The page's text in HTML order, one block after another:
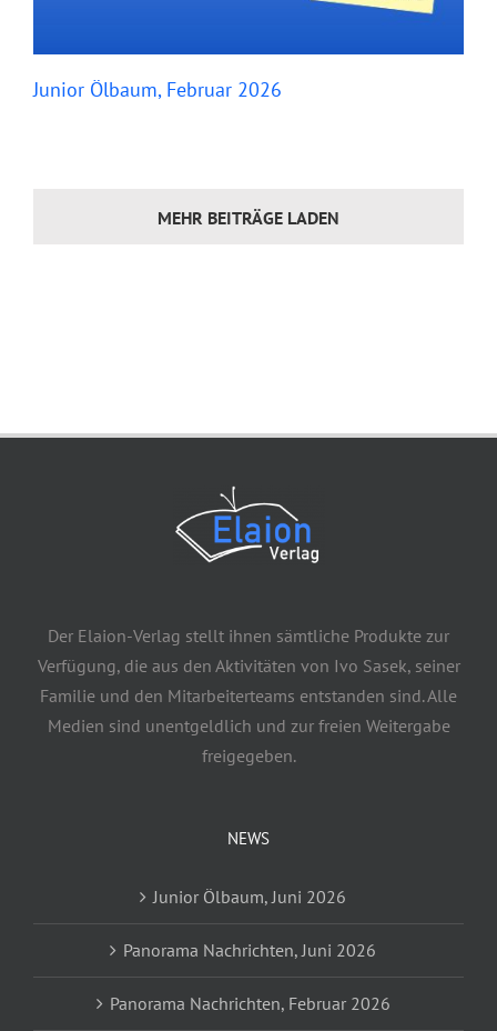
Junior Ölbaum, Februar 2026
MEHR BEITRÄGE LADEN
Der Elaion-Verlag stellt ihnen sämtliche Produkte zur
Verfügung, die aus den Aktivitäten von Ivo Sasek, seiner
Familie und den Mitarbeiterteams entstanden sind. Alle
Medien sind unentgeldlich und zur freien Weitergabe
freigegeben.
NEWS
Junior Ölbaum, Juni 2026
Panorama Nachrichten, Juni 2026
Panorama Nachrichten, Februar 2026